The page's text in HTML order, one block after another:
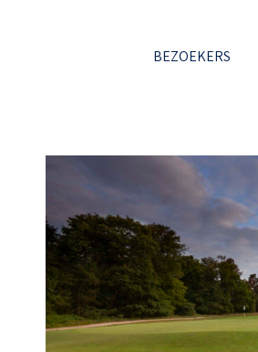
BEZOEKERS